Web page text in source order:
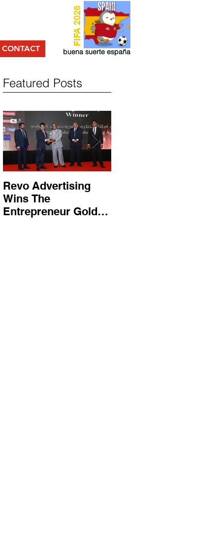
CONTACT buena suerte españa
FIFA 2026
Featured Posts
Revo Advertising
Wins The
Entrepreneur Gold